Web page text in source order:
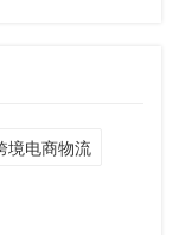
境电商物流